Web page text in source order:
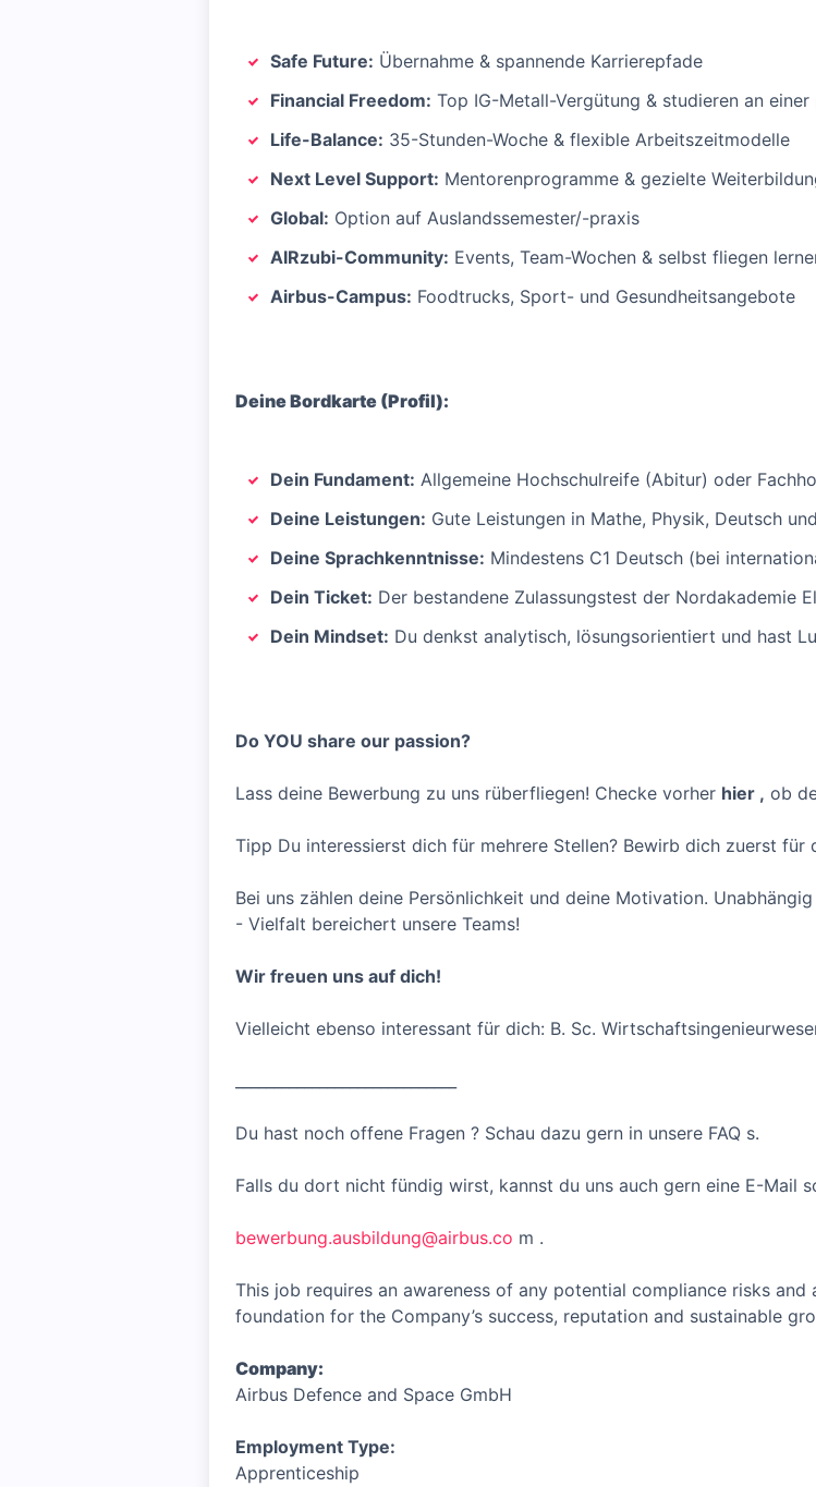
Safe Future: Übernahme & spannende Karrierepfade
Financial Freedom: Top IG-Metall-Vergütung & studieren an
Life-Balance: 35-Stunden-Woche & flexible Arbeitszeitmodelle
Next Level Support: Mentorenprogramme & gezielte
Global: Option auf Auslandssemester/-praxis
AIRzubi-Community: Events, Team-Wochen & selbst fliegen
Airbus-Campus: Foodtrucks, Sport- und Gesundheitsangebote
Deine Bordkarte (Profil):
Dein Fundament: Allgemeine Hochschulreife (Abitur) oder
Deine Leistungen: Gute Leistungen in Mathe, Physik, Deutsch
Deine Sprachkenntnisse: Mindestens C1 Deutsch (bei
Dein Ticket: Der bestandene Zulassungstest der Nordakademie
Dein Mindset: Du denkst analytisch, lösungsorientiert und hast
Do YOU share our passion?
Lass deine Bewerbung zu uns rüberfliegen! Checke vorher hier , ob
Tipp Du interessierst dich für mehrere Stellen? Bewirb dich zuerst für
Bei uns zählen deine Persönlichkeit und deine Motivation.
- Vielfalt bereichert unsere Teams!
Wir freuen uns auf dich!
Vielleicht ebenso interessant für dich: B. Sc.
Du hast noch offene Fragen ? Schau dazu gern in unsere FAQ s.
Falls du dort nicht fündig wirst, kannst du uns auch gern eine E-Mail
bewerbung.ausbildung@airbus.co m .
This job requires an awareness of any potential compliance risks
foundation for the Company’s success, reputation and sustainable
Company:
Airbus Defence and Space GmbH
Employment Type:
Apprenticeship